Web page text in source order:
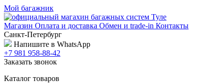
Мой багажник
Магазин Оплата и доставка Обмен и trade-in Контакты
Санкт-Петербург
Напишите в WhatsApp
+7 981 958-88-42
Заказать звонок
Каталог товаров